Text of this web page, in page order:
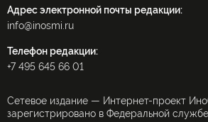
Адрес электронной почты редакции:
info@inosmi.ru
Телефон редакции:
+7 495 645 66 01
Сетевое издание — Интернет-проект
зарегистрировано в Федеральной